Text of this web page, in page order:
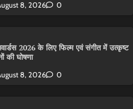
8, 2026 0
2026 के लिए फिल्म एवं संगीत में उत्कृष्ट
की घोषणा
8, 2026 0